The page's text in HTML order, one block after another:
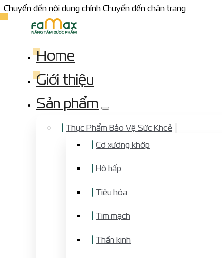
Chuyển đến nội dung chính Chuyển đến chân trang
Home
Giới thiệu
Sản phẩm
Thực Phẩm Bảo Vệ Sức Khoẻ
Cơ xương khớp
Hô hấp
Tiêu hóa
Tim mạch
Thần kinh